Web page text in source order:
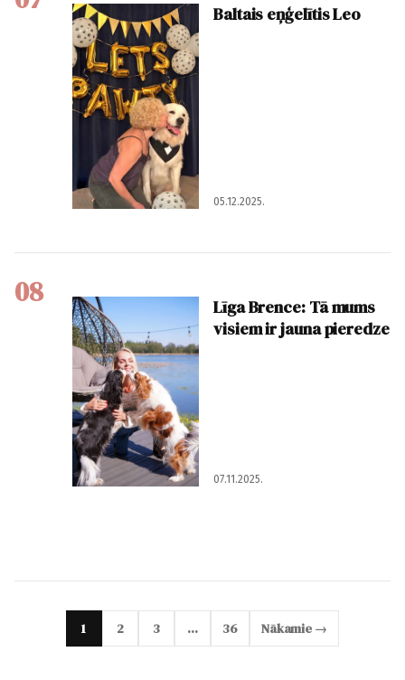
Baltais eņģelītis Leo
05.12.2025.
08
Līga Brence: Tā mums
visiem ir jauna pieredze
07.11.2025.
1 2 3 … 36 Nākamie →